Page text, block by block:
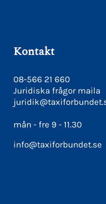
Kontakt
08-566 21 660
Juridiska frågor maila
mån - fre 9 - 11.30
info@taxiforbundet.se